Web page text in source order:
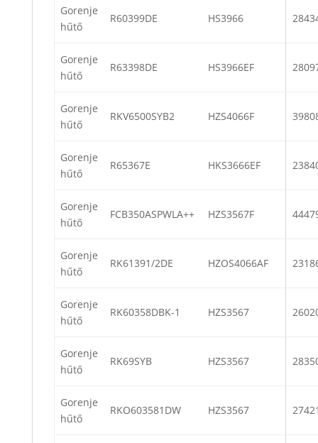
Gorenje
hűtő
R60399DE HS3966
Gorenje
hűtő
R63398DE HS3966EF
Gorenje
hűtő
RKV6500SYB2 HZS4066F
Gorenje
hűtő
R65367E HKS3666EF
Gorenje
hűtő
FCB350ASPWLA++ HZS3567F
Gorenje
hűtő
RK61391/2DE HZOS4066AF
Gorenje
hűtő
RK60358DBK-1 HZS3567
Gorenje
hűtő
RK69SYB HZS3567
Gorenje
hűtő
RKO603581DW HZS3567